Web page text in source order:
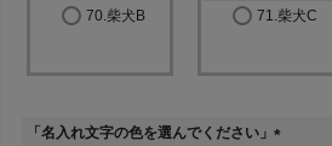
70.柴犬B 71.柴犬C
「名入れ文字の色を選んでください」